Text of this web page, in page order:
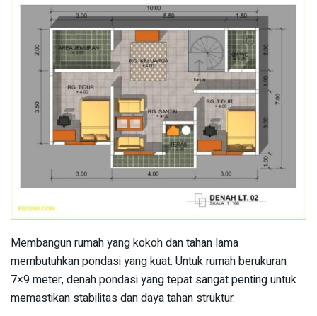
Membangun rumah yang kokoh dan tahan lama
membutuhkan pondasi yang kuat. Untuk rumah berukuran
7×9 meter, denah pondasi yang tepat sangat penting untuk
memastikan stabilitas dan daya tahan struktur.